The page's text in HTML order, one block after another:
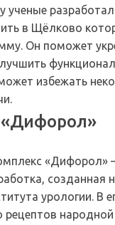
ученые
в Щёлково
Он поможет
избежать
«Дифорол»
«Дифорол»
созданная
урологии. В
рецептов